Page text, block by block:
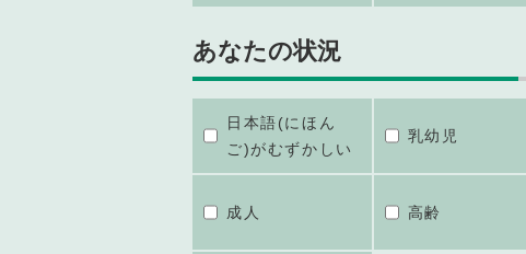
あなたの状況
日本語(にほん
ご)がむずかしい
乳幼児
成人 高齢